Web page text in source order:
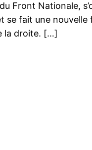
Front Nationale,
se fait une nouvelle
la droite. […]